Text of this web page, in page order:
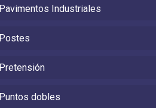
Pavimentos Industriales
Postes
Pretensión
Puntos dobles